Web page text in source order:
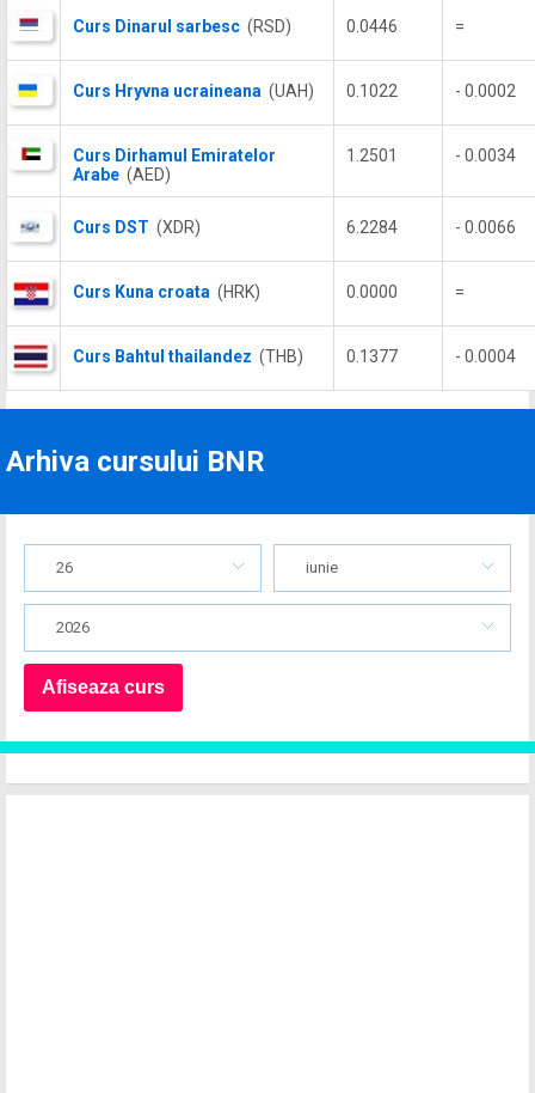
Curs Dinarul sarbesc (RSD) 0.0446 =
Curs Hryvna ucraineana (UAH) 0.1022 - 0.0002
Curs Dirhamul Emiratelor
Arabe (AED)
1.2501 - 0.0034
Curs DST (XDR) 6.2284 - 0.0066
Curs Kuna croata (HRK) 0.0000 =
Curs Bahtul thailandez (THB) 0.1377 - 0.0004
Arhiva cursului BNR
26 iunie
2026